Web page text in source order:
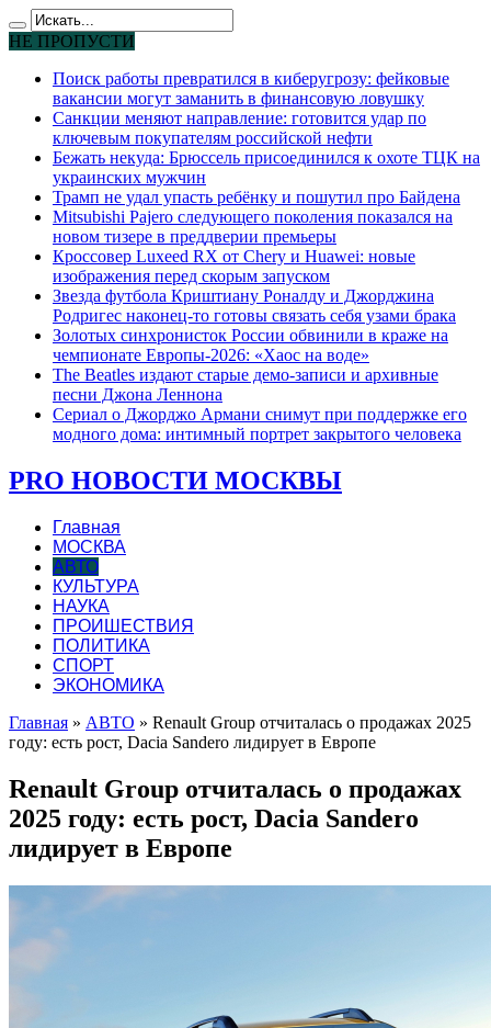
НЕ ПРОПУСТИ
Поиск работы превратился в киберугрозу: фейковые
вакансии могут заманить в финансовую ловушку
Санкции меняют направление: готовится удар по
ключевым покупателям российской нефти
Бежать некуда: Брюссель присоединился к охоте ТЦК на
украинских мужчин
Трамп не удал упасть ребёнку и пошутил про Байдена
Mitsubishi Pajero следующего поколения показался на
новом тизере в преддверии премьеры
Кроссовер Luxeed RX от Chery и Huawei: новые
изображения перед скорым запуском
Звезда футбола Криштиану Роналду и Джорджина
Родригес наконец-то готовы связать себя узами брака
Золотых синхронисток России обвинили в краже на
чемпионате Европы-2026: «Хаос на воде»
The Beatles издают старые демо-записи и архивные
песни Джона Леннона
Сериал о Джорджо Армани снимут при поддержке его
модного дома: интимный портрет закрытого человека
PRO НОВОСТИ МОСКВЫ
Главная
МОСКВА
АВТО
КУЛЬТУРА
НАУКА
ПРОИШЕСТВИЯ
ПОЛИТИКА
СПОРТ
ЭКОНОМИКА
Главная » АВТО » Renault Group отчиталась о продажах 2025
году: есть рост, Dacia Sandero лидирует в Европе
Renault Group отчиталась о продажах
2025 году: есть рост, Dacia Sandero
лидирует в Европе